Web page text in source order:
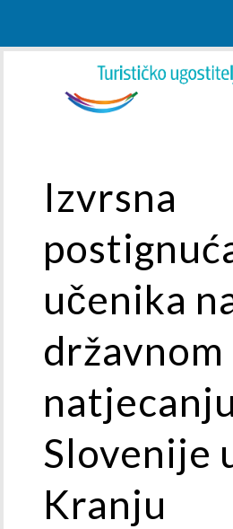
Izvrsna
učenika
državnom
natjecanju
Slovenije
Kranju